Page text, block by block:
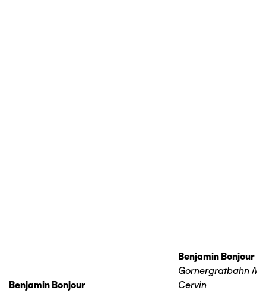
Benjamin Bonjour
Benjamin Bonjour
Gornergratbahn
Cervin